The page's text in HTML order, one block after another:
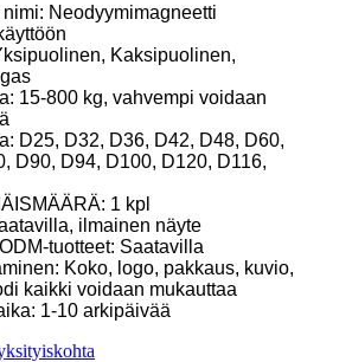
Neodyymimagneetti
Kaksipuolinen,
15-800 kg, vahvempi voidaan
D25, D32, D36, D42, D48, D60,
D90, D94, D100, D120, D116,
1 kpl
ilmainen näyte
tuotteet: Saatavilla
Koko, logo, pakkaus, kuvio,
kaikki voidaan mukauttaa
1-10 arkipäivää